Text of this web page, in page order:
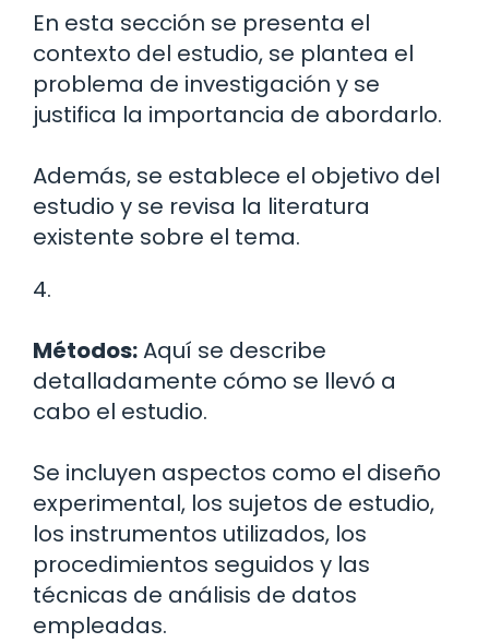
En esta sección se presenta el
contexto del estudio, se plantea el
problema de investigación y se
justifica la importancia de abordarlo.
Además, se establece el objetivo del
estudio y se revisa la literatura
existente sobre el tema.
4.
Métodos:Aquí se describe
detalladamente cómo se llevó a
cabo el estudio.
Se incluyen aspectos como el diseño
experimental, los sujetos de estudio,
los instrumentos utilizados, los
procedimientos seguidos y las
técnicas de análisis de datos
empleadas.